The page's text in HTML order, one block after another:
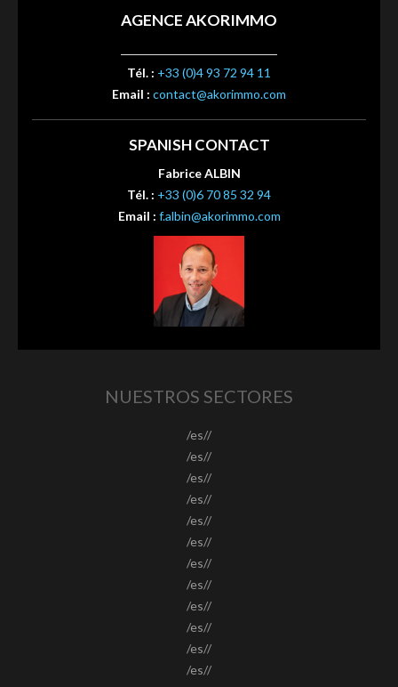
AGENCE AKORIMMO
Tél. : +33 (0)4 93 72 94 11
Email : contact@akorimmo.com
SPANISH CONTACT
Fabrice ALBIN
Tél. : +33 (0)6 70 85 32 94
Email : f.albin@akorimmo.com
NUESTROS SECTORES
/es//
/es//
/es//
/es//
/es//
/es//
/es//
/es//
/es//
/es//
/es//
/es//